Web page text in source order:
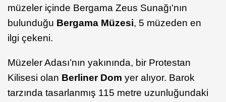
müzeler içinde Bergama Zeus Sunağı'nın
bulunduğu Bergama Müzesi, 5 müzeden en
ilgi çekeni.
Müzeler Adası’nın yakınında, bir Protestan
Kilisesi olan Berliner Dom yer alıyor. Barok
tarzında tasarlanmış 115 metre uzunluğundaki